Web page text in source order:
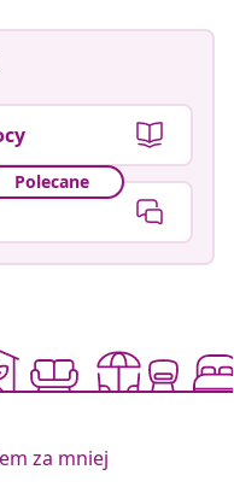
Polecane
za mniej